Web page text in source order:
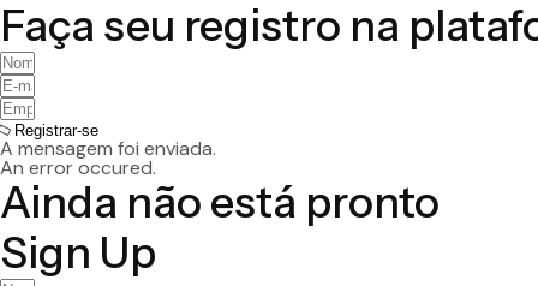
Faça seu registro na
Registrar-se
A mensagem foi enviada.
An error occured.
Ainda não está pronto
Sign Up